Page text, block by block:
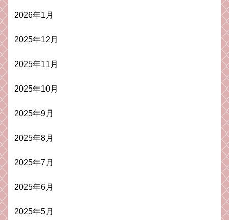
2026年1月
2025年12月
2025年11月
2025年10月
2025年9月
2025年8月
2025年7月
2025年6月
2025年5月